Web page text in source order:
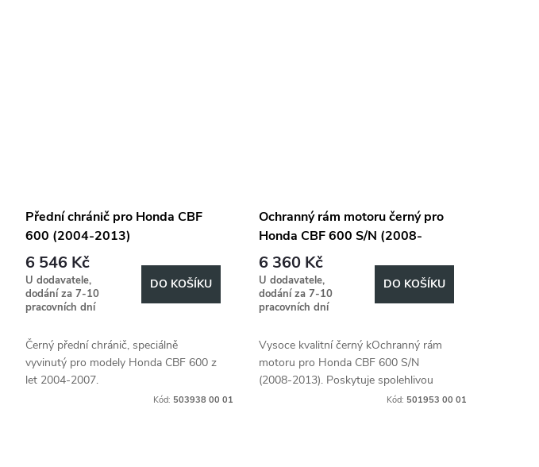
Přední chránič pro Honda CBF
600 (2004-2013)
6 546 Kč
U dodavatele,
dodání za 7-10
pracovních dní
DO KOŠÍKU
Černý přední chránič, speciálně
vyvinutý pro modely Honda CBF 600 z
let 2004-2007.
Kód: 503938 00 01
Ochranný rám motoru černý pro
Honda CBF 600 S/N (2008-
2013)
6 360 Kč
U dodavatele,
dodání za 7-10
pracovních dní
DO KOŠÍKU
Vysoce kvalitní černý kOchranný rám
motoru pro Honda CBF 600 S/N
(2008-2013). Poskytuje spolehlivou
Kód: 501953 00 01